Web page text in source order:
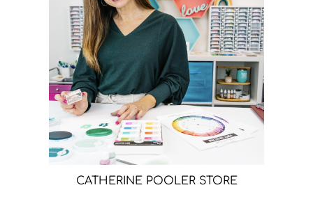
CATHERINE POOLER STORE